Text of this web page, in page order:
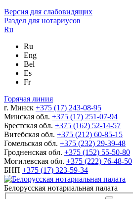
Версия для слабовидящих
Раздел для нотариусов
Ru
Ru
Eng
Bel
Es
Fr
Горячая линия
г. Минск +375 (17) 243-08-95
Минская обл. +375 (17) 251-07-94
Брестская обл. +375 (162) 52-14-57
Витебская обл. +375 (212) 60-85-15
Гомельская обл. +375 (232) 29-39-48
Гродненская обл. +375 (152) 55-50-80
Могилевская обл. +375 (222) 76-48-50
БНП +375 (17) 323-59-34
Белорусская нотариальная палата